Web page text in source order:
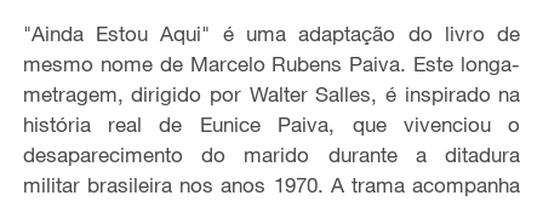
"Ainda Estou Aqui" é uma adaptação do livro de
mesmo nome de Marcelo Rubens Paiva. Este longa-
metragem, dirigido por Walter Salles, é inspirado na
história real de Eunice Paiva, que vivenciou o
desaparecimento do marido durante a ditadura
militar brasileira nos anos 1970. A trama acompanha